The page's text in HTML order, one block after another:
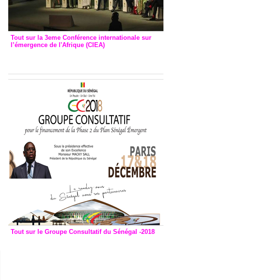
Tout sur la 3eme Conférence internationale sur
l’émergence de l'Afrique (CIEA)
Tout sur le Groupe Consultatif du Sénégal -2018